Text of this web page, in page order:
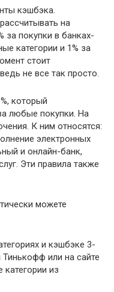
кэшбэка.
на
за покупки в банках-
категории и 1% за
стоит
не все так просто.
который
любые покупки. На
К ним относятся:
электронных
и онлайн-банк,
Эти правила также
можете
и кэшбэке 3-
или на сайте
из